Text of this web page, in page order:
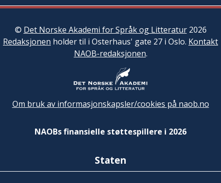
© Det Norske Akademi for Språk og Litteratur2026
Redaksjonen holder til i Osterhaus' gate 27 i Oslo. Kontakt
NAOB-redaksjonen.
Om bruk av informasjonskapsler/cookies på naob.no
NAOBs finansielle støttespillere i 2026
Staten